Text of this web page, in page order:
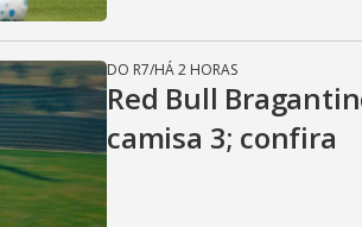
DO R7/HÁ 2 HORAS
Red Bull
camisa 3; confira